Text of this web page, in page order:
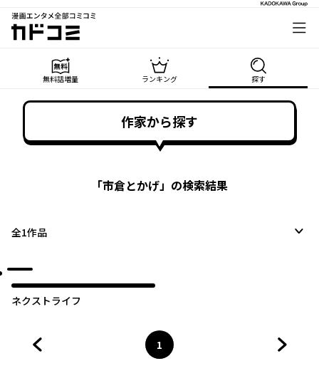
漫画エンタメ全部コミコミ
カドコミ
無料話増量 ランキング 探す
作家から探す
「市倉とかげ」の検索結果
全1作品
ネクストライフ
ページ
1
へ